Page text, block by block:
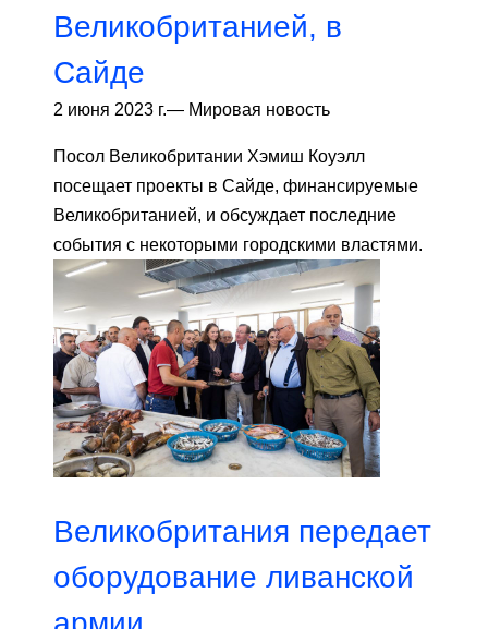
Великобританией, в
Сайде
2 июня 2023 г.— Мировая новость
Посол Великобритании Хэмиш Коуэлл
посещает проекты в Сайде, финансируемые
Великобританией, и обсуждает последние
события с некоторыми городскими властями.
Великобритания передает
оборудование ливанской